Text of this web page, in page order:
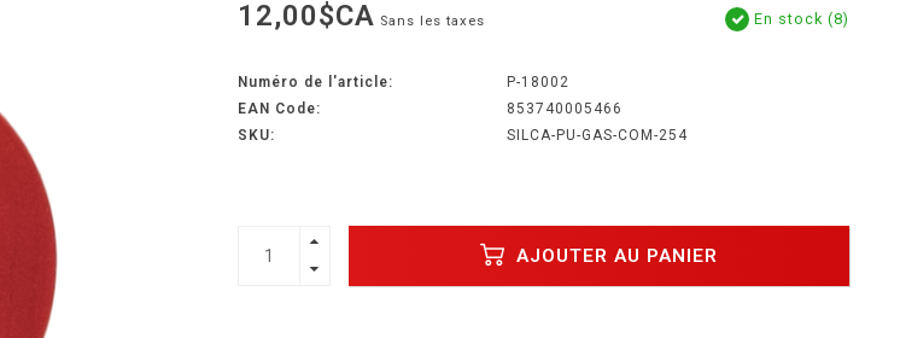
12,00$CA Sans les taxes En stock (8)
Numéro de l'article:
P-18002
EAN Code:
853740005466
SKU:
SILCA-PU-GAS-COM-254
AJOUTER AU PANIER